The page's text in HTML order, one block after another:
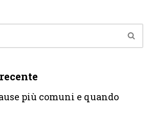
più comuni e quando